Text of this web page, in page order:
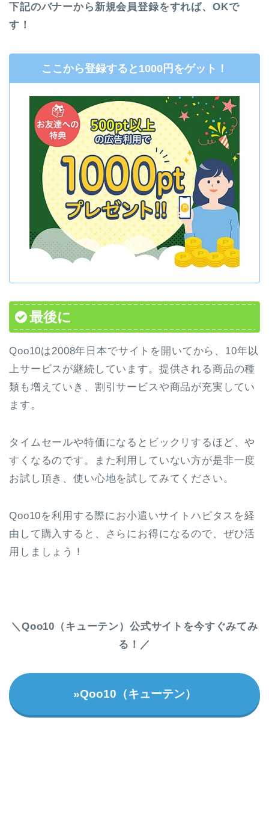
下記のバナーから新規会員登録をすれば、OKで
す！
ここから登録すると1000円をゲット！
最後に
Qoo10は2008年日本でサイトを開いてから、10年以
上サービスが継続しています。提供される商品の種
類も増えていき、割引サービスや商品が充実してい
ます。
タイムセールや特価になるとビックリするほど、や
すくなるのです。また利用していない方が是非一度
お試し頂き、使い心地を試してみてください。
Qoo10を利用する際にお小遣いサイトハピタスを経
由して購入すると、さらにお得になるので、ぜひ活
用しましょう！
＼Qoo10（キューテン）公式サイトを今すぐみてみ
る！／
»Qoo10（キューテン）